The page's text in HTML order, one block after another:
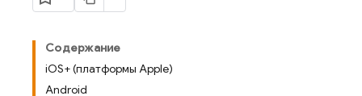
Содержание
iOS+ (платформы Apple)
Android